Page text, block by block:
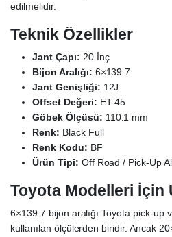
edilmelidir.
Teknik Özellikler
Jant Çapı: 20 İnç
Bijon Aralığı: 6×139.7
Jant Genişliği: 12J
Offset Değeri: ET-45
Göbek Ölçüsü: 110.1 mm
Renk: Black Full
Renk Kodu: BF
Ürün Tipi: Off Road / Pick-Up
Toyota Modelleri İçin
6×139.7 bijon aralığı Toyota pick-up
kullanılan ölçülerden biridir. Ancak